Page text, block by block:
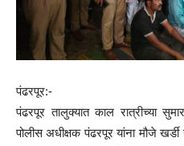
पंढरपूर:-
पंढरपूर तालुक्यात काल रात्रीच्या
पोलीस अधीक्षक पंढरपूर यांना मौजे